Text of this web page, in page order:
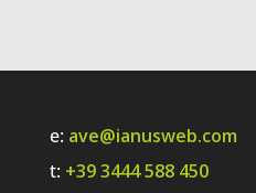
e: ave@ianusweb.com
t: +39 3444 588 450